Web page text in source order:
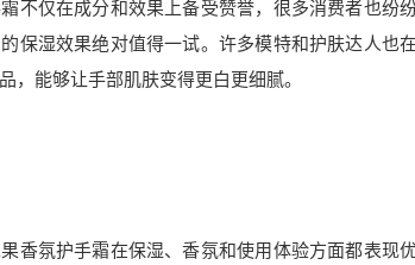
不仅在成分和效果上备受赞誉，很多消费者也纷
保湿效果绝对值得一试。许多模特和护肤达人也
，能够让手部肌肤变得更白更细腻。
香氛护手霜在保湿、香氛和使用体验方面都表现